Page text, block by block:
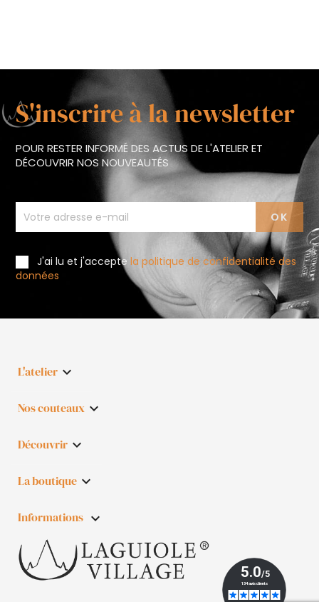
S'inscrire à la newsletter
POUR RESTER INFORMÉ DES ACTUS DE L'ATELIER ET
DÉCOUVRIR NOS NOUVEAUTÉS
J'ai lu et j'acceptela politique de confidentialité des
données
L'atelier 
Nos couteaux 
Découvrir 
La boutique 
Informations keyboard_arrow_down